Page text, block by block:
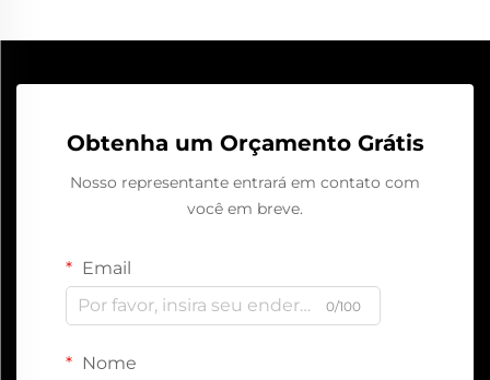
Obtenha um Orçamento Grátis
Nosso representante entrará em contato com
você em breve.
Email
0/100
Nome